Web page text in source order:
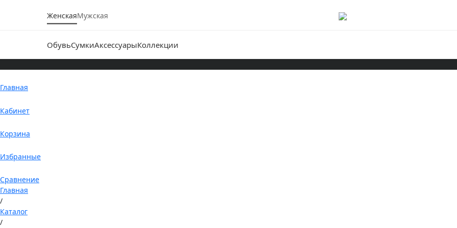
ЖенскаяМужская
ОбувьСумкиАксессуарыКоллекции
Главная
Кабинет
Корзина
Избранные
Сравнение
Главная
/
Каталог
/